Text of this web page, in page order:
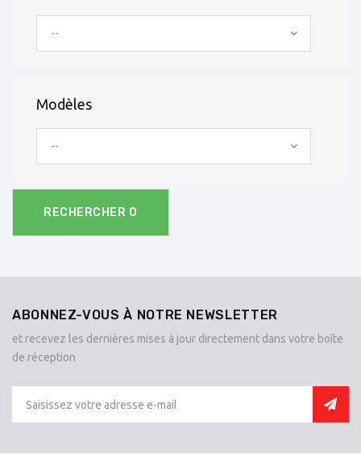
--
Modèles
--
RECHERCHER 0
ABONNEZ-VOUS À NOTRE NEWSLETTER
et recevez les dernières mises à jour directement dans votre boîte
de réception